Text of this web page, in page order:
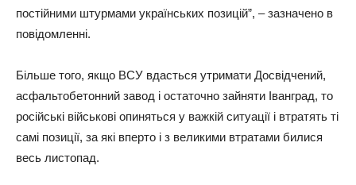
постійними штурмами українських позицій”, – зазначено в
повідомленні.
Більше того, якщо ВСУ вдасться утримати Досвідчений,
асфальтобетонний завод і остаточно зайняти Іванград, то
російські військові опиняться у важкій ситуації і втратять ті
самі позиції, за які вперто і з великими втратами билися
весь листопад.